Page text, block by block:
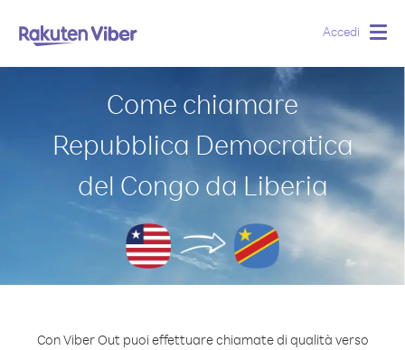
Accedi
Come chiamare
Repubblica Democratica
del Congo da Liberia
Con Viber Out puoi effettuare chiamate di qualità verso